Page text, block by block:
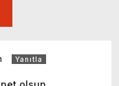
Yanıtla